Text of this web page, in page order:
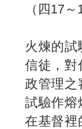
（四17
火煉的
信徒，對
政管理之
試驗作熔
在基督裡